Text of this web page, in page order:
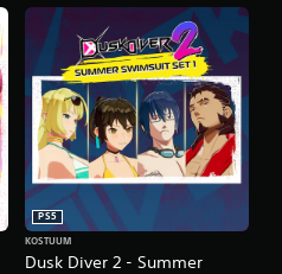
Dusk Diver 2 - Summer
PS5
KOSTUUM